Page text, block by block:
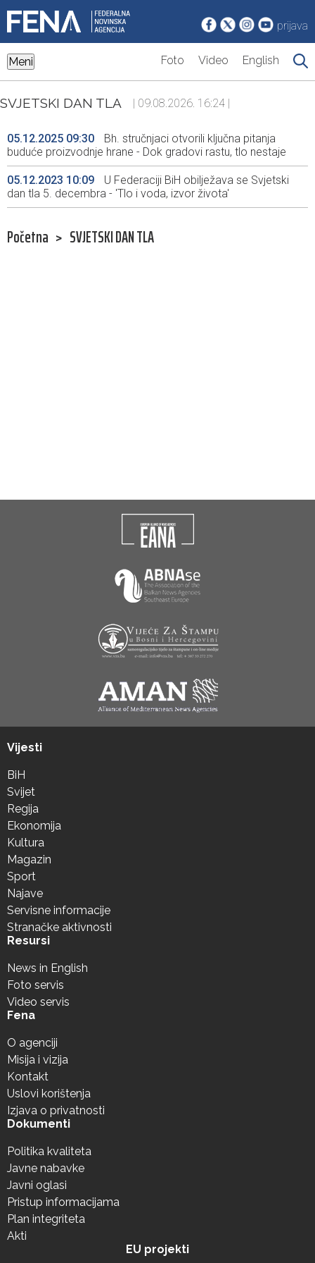
prijava
Meni Foto Video English
SVJETSKI DAN TLA | 09.08.2026. 16:24 |
05.12.2025 09:30
Bh. stručnjaci otvorili ključna pitanja
buduće proizvodnje hrane - Dok gradovi rastu, tlo nestaje
05.12.2023 10:09
U Federaciji BiH obilježava se Svjetski
dan tla 5. decembra - 'Tlo i voda, izvor života'
Početna > SVJETSKI DAN TLA
Vijesti
BiH
Svijet
Regija
Ekonomija
Kultura
Magazin
Sport
Najave
Servisne informacije
Stranačke aktivnosti
Resursi
News in English
Foto servis
Video servis
Fena
O agenciji
Misija i vizija
Kontakt
Uslovi korištenja
Izjava o privatnosti
Dokumenti
Politika kvaliteta
Javne nabavke
Javni oglasi
Pristup informacijama
Plan integriteta
Akti
EU projekti